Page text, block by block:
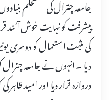
جامعہ چترال کی مستحکم
پیشرفت کو نہایت خوش آئند
کی مثبت استعمال کو دوسری
دیا ۔ انہوں نے جامعہ چترال
دروازہ قرار دیا اور امید